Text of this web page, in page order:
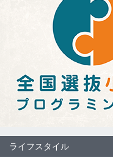
ライフスタイル